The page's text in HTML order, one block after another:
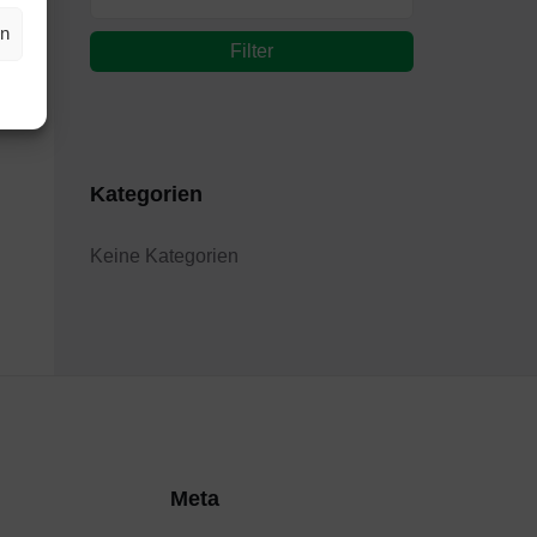
Filter
Kategorien
Keine Kategorien
Meta